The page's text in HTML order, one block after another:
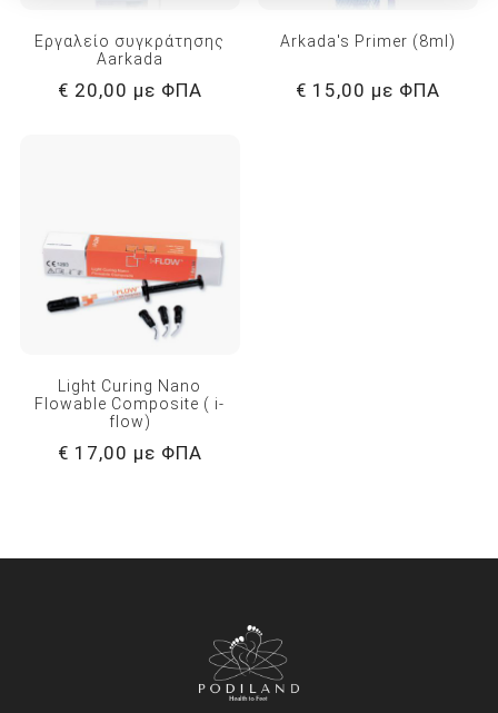
Εργαλείο συγκράτησης
Aarkada
€ 20,00 με ΦΠΑ
Arkada's Primer (8ml)
€ 15,00 με ΦΠΑ
Light Curing Nano
Flowable Composite ( i-
flow)
€ 17,00 με ΦΠΑ